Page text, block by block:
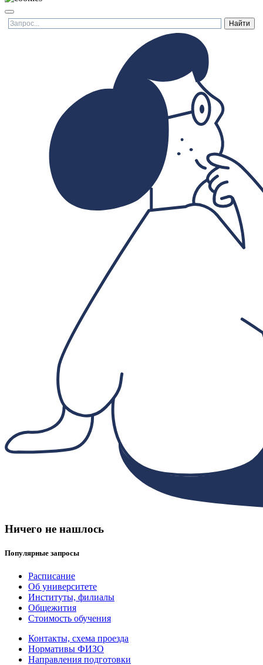
Ничего не нашлось
Популярные запросы
Расписание
Об университете
Институты, филиалы
Общежития
Стоимость обучения
Контакты, схема проезда
Нормативы ФИЗО
Направления подготовки